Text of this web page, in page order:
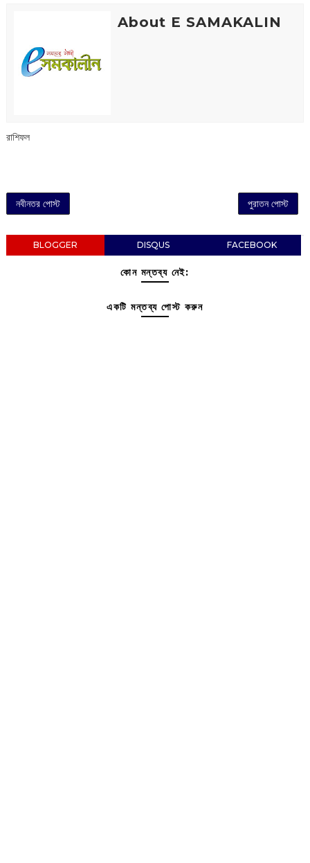
About E SAMAKALIN
রাশিফল
নবীনতর পোস্ট পুরাতন পোস্ট
BLOGGER DISQUS FACEBOOK
কোন মন্তব্য নেই:
একটি মন্তব্য পোস্ট করুন